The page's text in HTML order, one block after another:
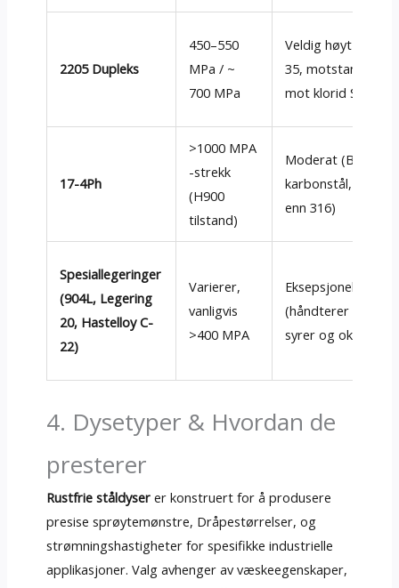
2205 Dupleks
450–550
MPa / ~
700 MPa
Veldig høyt (Tre >
35,
mot klorid SCC)
17-4Ph
>1000 MPA
-strekk
(H900
tilstand)
Moderat (Bedre
karbonstål, mindre
enn 316)
Spesiallegeringer
(904L, Legering
20, Hastelloy C-
22)
Varierer,
vanligvis
>400 MPA
Eksepsjonell
(håndterer sterke
syrer og oksidere)
4. Dysetyper & Hvordan de
presterer
Rustfrie ståldyserer konstruert for å produsere
presise sprøytemønstre, Dråpestørrelser, og
strømningshastigheter for spesifikke industrielle
applikasjoner. Valg avhenger av væskeegenskaper,